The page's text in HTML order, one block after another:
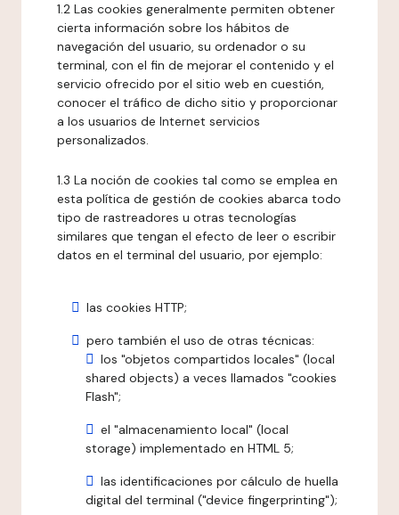
1.2 Las cookies generalmente permiten obtener
cierta información sobre los hábitos de
navegación del usuario, su ordenador o su
terminal, con el fin de mejorar el contenido y el
servicio ofrecido por el sitio web en cuestión,
conocer el tráfico de dicho sitio y proporcionar
a los usuarios de Internet servicios
personalizados.
1.3 La noción de cookies tal como se emplea en
esta política de gestión de cookies abarca todo
tipo de rastreadores u otras tecnologías
similares que tengan el efecto de leer o escribir
datos en el terminal del usuario, por ejemplo:
las cookies HTTP;
pero también el uso de otras técnicas:
los "objetos compartidos locales" (local
shared objects) a veces llamados "cookies
Flash";
el "almacenamiento local" (local
storage) implementado en HTML 5;
las identificaciones por cálculo de huella
digital del terminal ("device fingerprinting");